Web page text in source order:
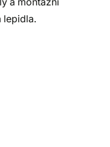
lepidla.